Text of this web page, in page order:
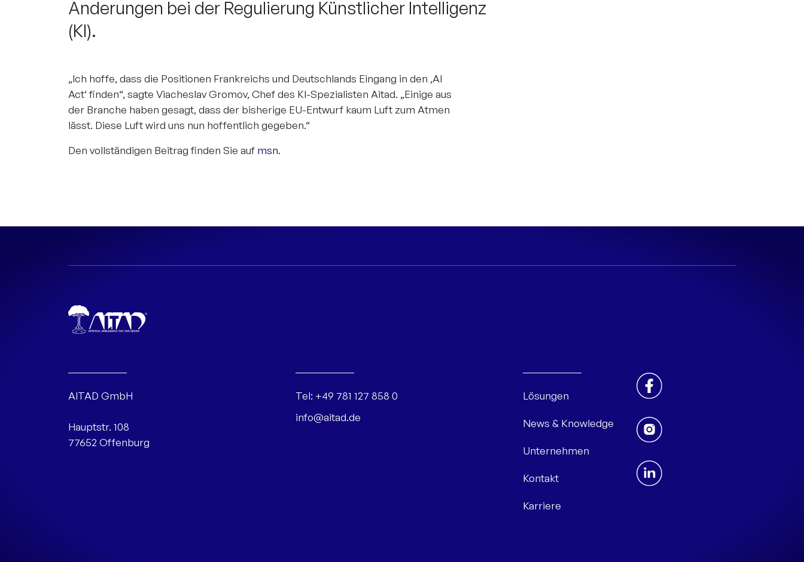
Änderungen bei der Regulierung Künstlicher Intelligenz
(KI).
„Ich hoffe, dass die Positionen Frankreichs und Deutschlands Eingang in den ‚AI
Act‘ finden“, sagte Viacheslav Gromov, Chef des KI-Spezialisten Aitad. „Einige aus
der Branche haben gesagt, dass der bisherige EU-Entwurf kaum Luft zum Atmen
lässt. Diese Luft wird uns nun hoffentlich gegeben.“
Den vollständigen Beitrag finden Sie auf msn.
AITAD GmbH
Hauptstr. 108
77652 Offenburg
Tel: +49 781 127 858 0
info@aitad.de
Lösungen
News & Knowledge
Unternehmen
Kontakt
Karriere